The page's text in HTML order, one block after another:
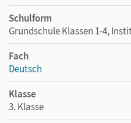
Schulform
Grundschule Klassen 1-4,
Fach
Deutsch
Klasse
3. Klasse